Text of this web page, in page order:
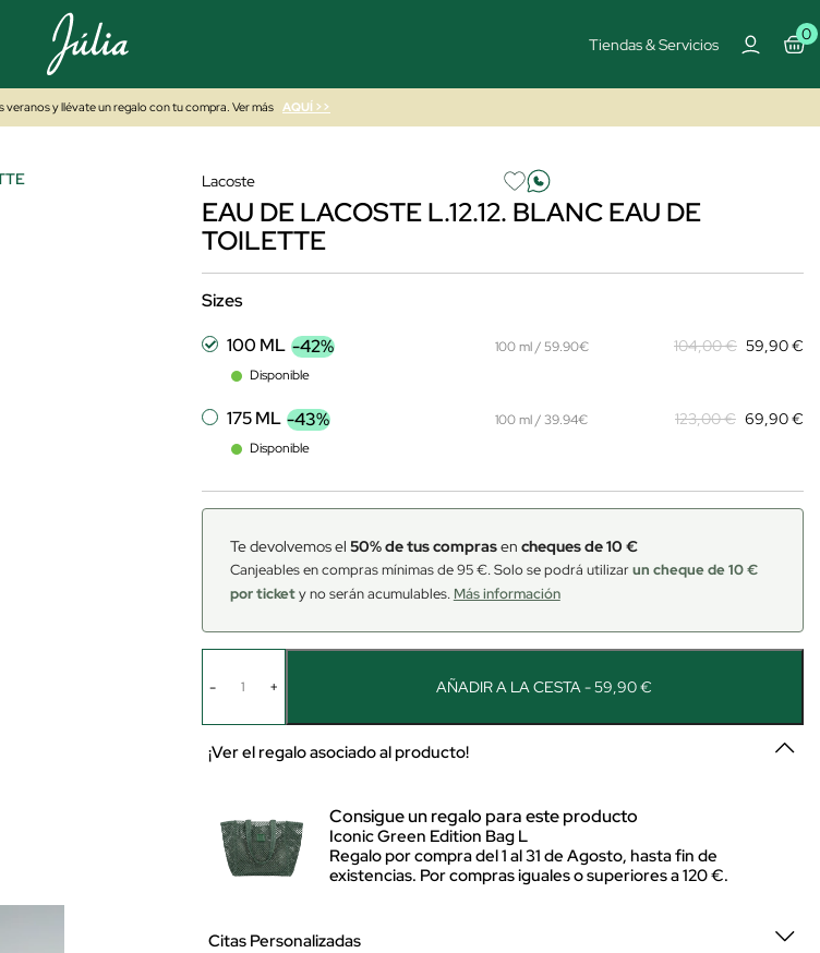
Tiendas & Servicios
0
veranos y llévate un regalo con tu compra. Ver más AQUÍ >>
Lacoste
EAU DE LACOSTE L.12.12. BLANC EAU DE
TOILETTE
Sizes
100 ML -42%
Disponible
100 ml / 59.90€ 104,00 € 59,90 €
175 ML -43%
Disponible
100 ml / 39.94€ 123,00 € 69,90 €
Te devolvemos el 50% de tus comprasen cheques de 10 €
Canjeables en compras mínimas de 95 €. Solo se podrá utilizarun cheque de 10 €
por tickety no serán acumulables. Más información
- + AÑADIR A LA CESTA - 59,90 €
¡Ver el regalo asociado al producto!
Consigue un regalo para este producto
Iconic Green Edition Bag L
Regalo por compra del 1 al 31 de Agosto, hasta fin de
existencias. Por compras iguales o superiores a 120 €.
Citas Personalizadas